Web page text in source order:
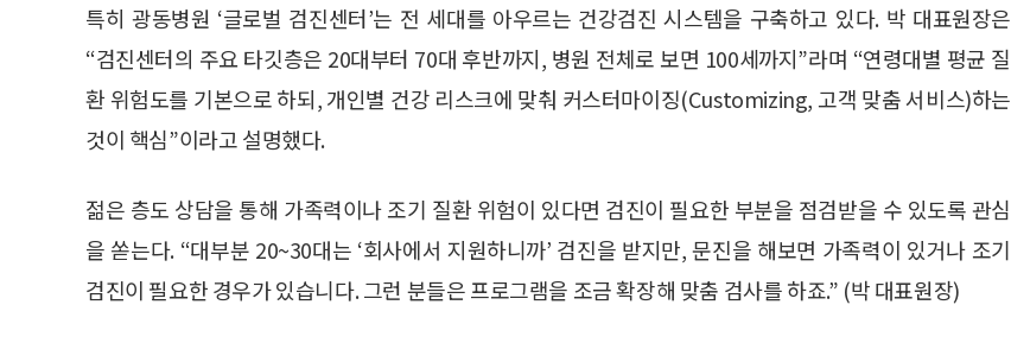
특히 광동병원 ‘글로벌 검진센터’는 전 세대를 아우르는 건강검진 시스템을 구축하고 있다. 박 대표원장은
“검진센터의 주요 타깃층은 20대부터 70대 후반까지, 병원 전체로 보면 100세까지”라며 “연령대별 평균 질
환 위험도를 기본으로 하되, 개인별 건강 리스크에 맞춰 커스터마이징(Customizing, 고객 맞춤 서비스)하는
것이 핵심”이라고 설명했다.
젊은 층도 상담을 통해 가족력이나 조기 질환 위험이 있다면 검진이 필요한 부분을 점검받을 수 있도록 관심
을 쏟는다. “대부분 20~30대는 ‘회사에서 지원하니까’ 검진을 받지만, 문진을 해보면 가족력이 있거나 조기
검진이 필요한 경우가 있습니다. 그런 분들은 프로그램을 조금 확장해 맞춤 검사를 하죠.” (박 대표원장)